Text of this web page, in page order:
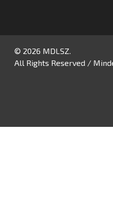
© 2026 MDLSZ.
All Rights Reserved /